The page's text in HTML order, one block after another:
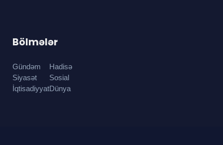
Bölmələr
Gündəm
Siyasət
İqtisadiyyat
Hadisə
Sosial
Dünya